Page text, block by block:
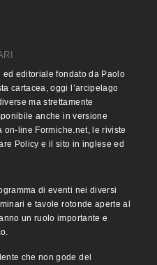
ed editoriale fondato da Paolo
cartacea, oggi l’arcipelago
ma strettamente
anche in versione
line Formiche.net, le riviste
Policy e il sito in inglese ed
di eventi nei diversi
e tavole rotonde aperte al
un ruolo importante e
che non gode del